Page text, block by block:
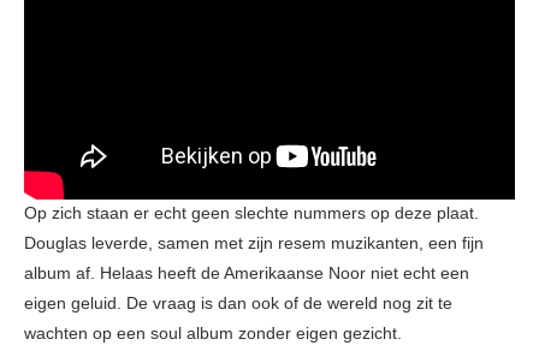
Op zich staan er echt geen slechte nummers op deze plaat.
Douglas leverde, samen met zijn resem muzikanten, een fijn
album af. Helaas heeft de Amerikaanse Noor niet echt een
eigen geluid. De vraag is dan ook of de wereld nog zit te
wachten op een soul album zonder eigen gezicht.